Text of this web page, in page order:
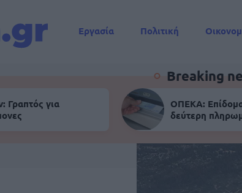
Εργασία Πολιτική
Breaking
Γραπτός για
ΟΠΕΚΑ:
δεύτερη